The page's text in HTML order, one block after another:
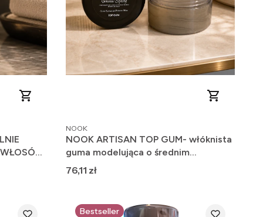
PRODUCENT
NOOK
NOOK ARTISAN TOP GUM- włóknista
guma modelująca o średnim
utrwaleniu 100ml
Cena
76,11 zł
Bestseller